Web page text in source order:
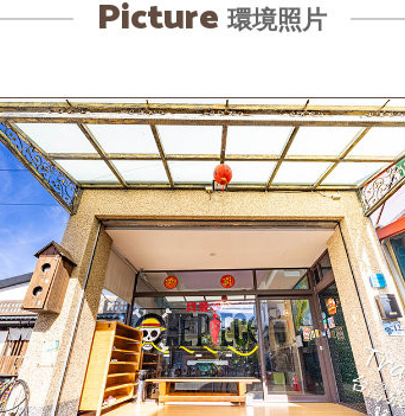
Picture 環境照片